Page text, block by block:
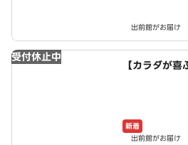
出前館がお届け
受付休止中
【カラダが
新着
出前館がお届け